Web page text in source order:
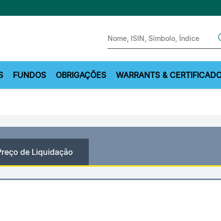
FUNDOS OBRIGAÇÕES WARRANTS &
de Liquidação